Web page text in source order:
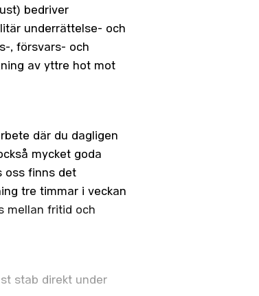
bedriver
underrättelse- och
, försvars- och
av yttre hot mot
där du dagligen
mycket goda
oss finns det
tre timmar i veckan
mellan fritid och
stab direkt under